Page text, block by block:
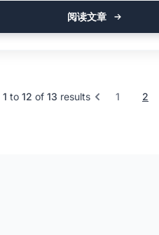
阅读文章
1 to 12 of 13 results 1 2